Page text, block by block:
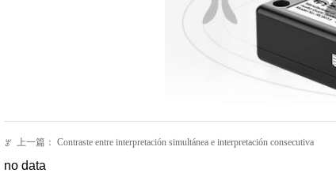
ꂃ 上一篇： Contraste entre interpretación simultánea e interpretación consecutiva
no data